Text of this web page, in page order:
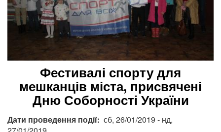
Фестивалі спорту для
мешканців міста, присвячені
Дню Соборності України
Дати проведення події сб, 26/01/2019 - нд,